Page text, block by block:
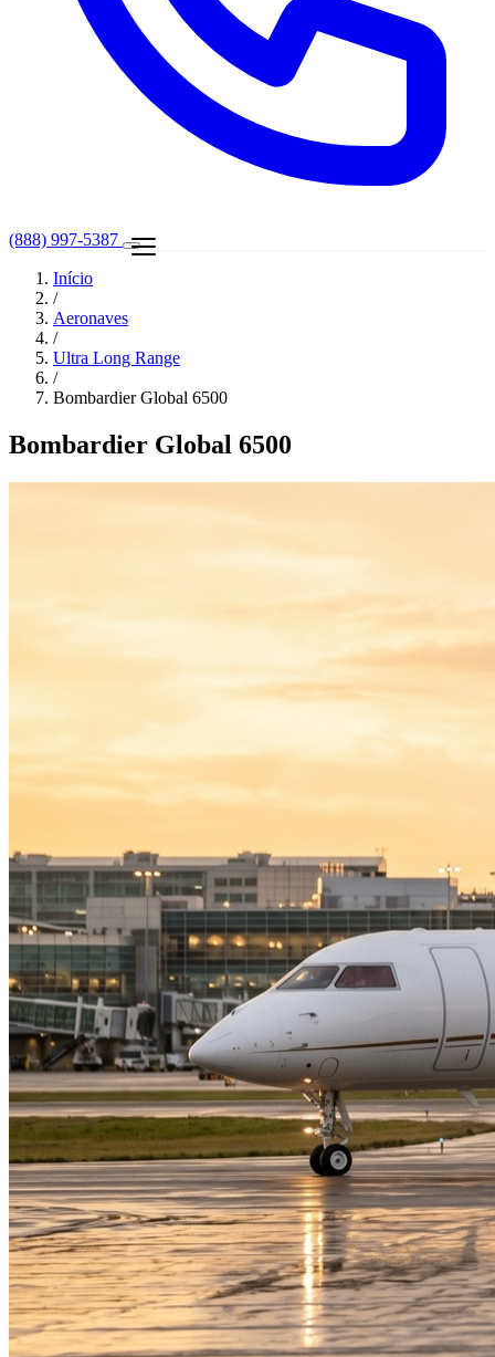
(888) 997-5387
Início
/
Aeronaves
/
Ultra Long Range
/
Bombardier Global 6500
Bombardier Global 6500